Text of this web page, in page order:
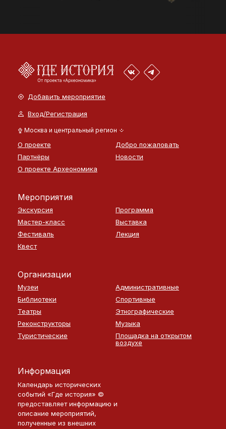
Добавить мероприятие
Вход/Регистрация
Москва и центральный регион
О проекте
Добро пожаловать
Партнёры
Новости
О проекте Археономика
Мероприятия
Экскурсия
Программа
Мастер-класс
Выставка
Фестиваль
Лекция
Квест
Организации
Музеи
Административные
Библиотеки
Спортивные
Театры
Этнографические
Реконструкторы
Музыка
Туристические
Площадка на открытом
воздухе
Информация
Календарь исторических
событий «Где история» ©
предоставляет информацию и
описание мероприятий,
полученные из внешних